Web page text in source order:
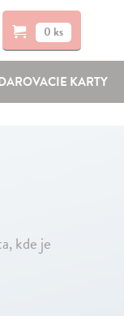
0 ks
KARTY
kde je